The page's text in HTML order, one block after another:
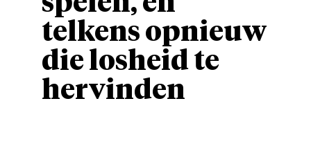
telkens opnieuw
die losheid te
hervinden